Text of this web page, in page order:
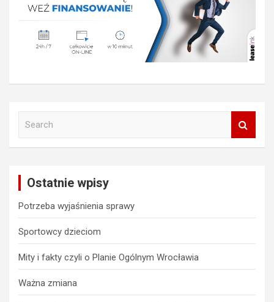
Ostatnie wpisy
Potrzeba wyjaśnienia sprawy
Sportowcy dzieciom
Mity i fakty czyli o Planie Ogólnym Wrocławia
Ważna zmiana